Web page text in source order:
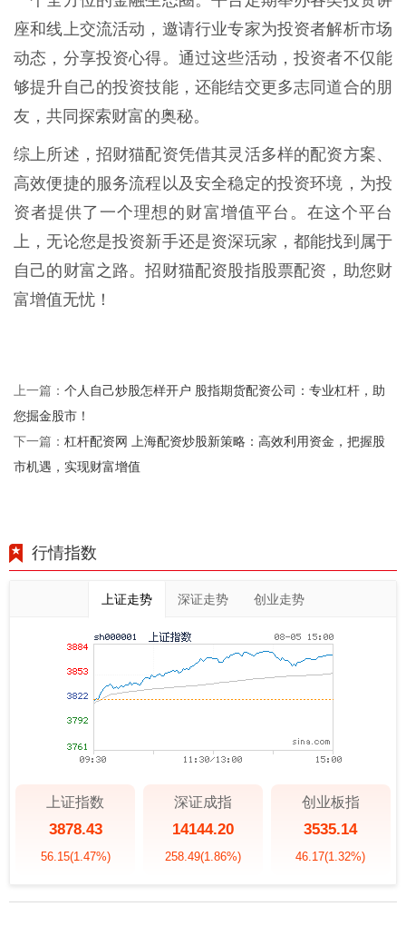
座和线上交流活动，邀请行业专家为投资者解析市场
动态，分享投资心得。通过这些活动，投资者不仅能
够提升自己的投资技能，还能结交更多志同道合的朋
友，共同探索财富的奥秘。
综上所述，招财猫配资凭借其灵活多样的配资方案、
高效便捷的服务流程以及安全稳定的投资环境，为投
资者提供了一个理想的财富增值平台。在这个平台
上，无论您是投资新手还是资深玩家，都能找到属于
自己的财富之路。招财猫配资股指股票配资，助您财
富增值无忧！
上一篇： 个人自己炒股怎样开户 股指期货配资公司：专业杠杆，助
您掘金股市！
下一篇： 杠杆配资网 上海配资炒股新策略：高效利用资金，把握股
市机遇，实现财富增值
行情指数
上证走势 深证走势 创业走势
上证指数
3878.43
56.15(1.47%)
深证成指
14144.20
258.49(1.86%)
创业板指
3535.14
46.17(1.32%)